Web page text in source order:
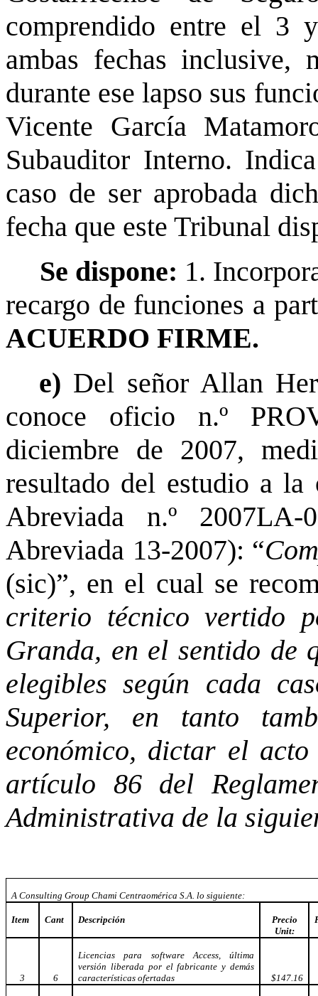
comprendido entre el 3
ambas fechas
durante ese lapso sus
Vicente García
Subauditor Interno.
caso de ser aprobada
fecha que este Tribunal
Se dispone: 1.
recargo de funciones a
ACUERDO FIRME.
e) Del señor Allan
conoce oficio n.º
diciembre de 2007,
resultado del estudio a
Abreviada n.º 2007LA-
Abreviada 13-2007): “
(sic)”, en el cual se
criterio técnico vertido
Granda, en el sentido de
elegibles según cada
Superior, en tanto
económico, dictar el
artículo 86 del
Administrativa de la
A Consulting Group Chami Centraomérica S.A. lo siguiente:
Item Cant Descripción
Precio
Unit:
3 6
Licencias para software Access, última
versión liberada por el fabricante y demás
características ofertadas
$147.16